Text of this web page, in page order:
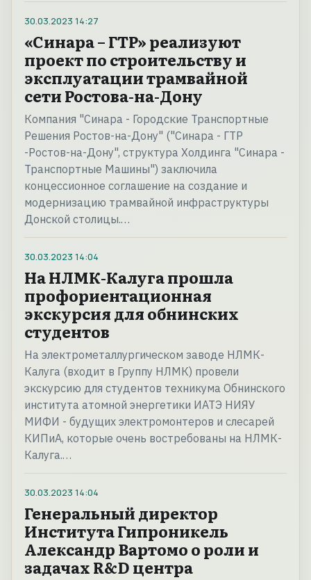
30.03.2023 14:27
«Синара – ГТР» реализуют
проект по строительству и
эксплуатации трамвайной
сети Ростова-на-Дону
Компания "Синара - Городские Транспортные
Решения Ростов-на-Дону" ("Синара - ГТР
-Ростов-на-Дону", структура Холдинга "Синара -
Транспортные Машины") заключила
концессионное соглашение на создание и
модернизацию трамвайной инфраструктуры
Донской столицы.…
30.03.2023 14:04
На НЛМК-Калуга прошла
профориентационная
экскурсия для обнинских
студентов
На электрометаллургическом заводе НЛМК-
Калуга (входит в Группу НЛМК) провели
экскурсию для студентов техникума Обнинского
института атомной энергетики ИАТЭ НИЯУ
МИФИ - будущих электромонтеров и слесарей
КИПиА, которые очень востребованы на НЛМК-
Калуга.…
30.03.2023 14:04
Генеральный директор
Института Гипроникель
Александр Вартомо о роли и
задачах R&D центра